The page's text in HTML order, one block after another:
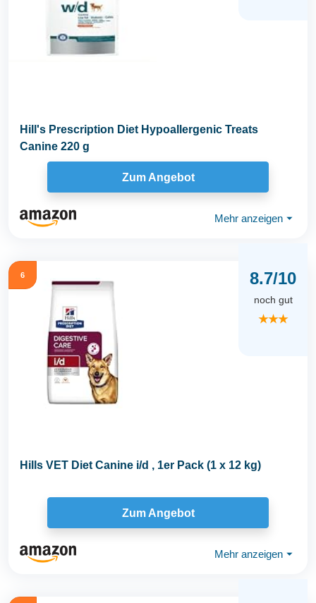
Hill's Prescription Diet Hypoallergenic Treats
Canine 220 g
Zum Angebot
Mehr anzeigen ⏷
6 8.7/10
noch gut
★★★
Hills VET Diet Canine i/d , 1er Pack (1 x 12 kg)
Zum Angebot
Mehr anzeigen ⏷